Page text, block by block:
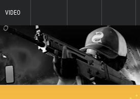
VIDEO